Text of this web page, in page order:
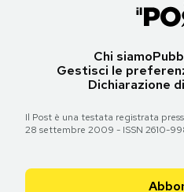
Chi siamo
Gestisci le
Dichiarazione
Il Post è una testata registrata
28 settembre 2009 - ISSN 2610-